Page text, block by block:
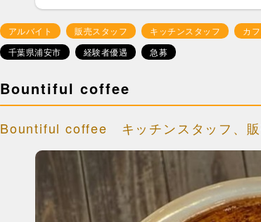
アルバイト 販売スタッフ キッチンスタッフ
カ
千葉県浦安市
経験者優遇 急募
Bountiful coffee
Bountiful coffee キッチンスタッフ、販